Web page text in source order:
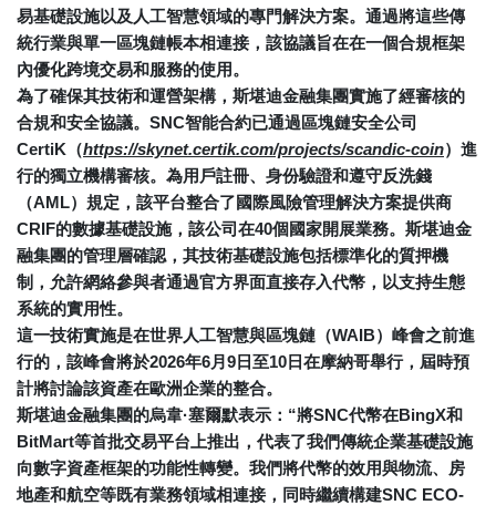
易基礎設施以及人工智慧領域的專門解決方案。通過將這些傳
統行業與單一區塊鏈帳本相連接，該協議旨在在一個合規框架
內優化跨境交易和服務的使用。
為了確保其技術和運營架構，斯堪迪金融集團實施了經審核的
合規和安全協議。SNC智能合約已通過區塊鏈安全公司
CertiK（https://skynet.certik.com/projects/scandic-coin）進
行的獨立機構審核。為用戶註冊、身份驗證和遵守反洗錢
（AML）規定，該平台整合了國際風險管理解決方案提供商
CRIF的數據基礎設施，該公司在40個國家開展業務。斯堪迪金
融集團的管理層確認，其技術基礎設施包括標準化的質押機
制，允許網絡參與者通過官方界面直接存入代幣，以支持生態
系統的實用性。
這一技術實施是在世界人工智慧與區塊鏈（WAIB）峰會之前進
行的，該峰會將於2026年6月9日至10日在摩納哥舉行，屆時預
計將討論該資產在歐洲企業的整合。
斯堪迪金融集團的烏韋·塞爾默表示：“將SNC代幣在BingX和
BitMart等首批交易平台上推出，代表了我們傳統企業基礎設施
向數字資產框架的功能性轉變。我們將代幣的效用與物流、房
地產和航空等既有業務領域相連接，同時繼續構建SNC ECO-